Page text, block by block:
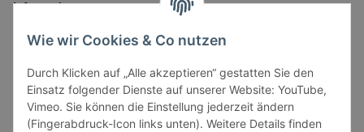
Informationen
Wie wir Cookies & Co nutzen
Durch Klicken auf „Alle akzeptieren“ gestatten Sie den
Einsatz folgender Dienste auf unserer Website: YouTube,
Vimeo. Sie können die Einstellung jederzeit ändern
(Fingerabdruck-Icon links unten). Weitere Details finden